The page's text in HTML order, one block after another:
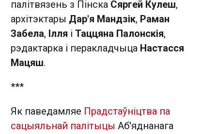
палітвязень з Пінска Сяргей Кулеш,
архітэктары Дар'я Мандзік, Раман
Забела, Ілля і Таццяна Палонскія,
рэдактарка і перакладчыца Настасся
Мацяш.
***
Як паведамляе Прадстаўніцтва па
сацыяльнай палітыцы Аб'яднанага